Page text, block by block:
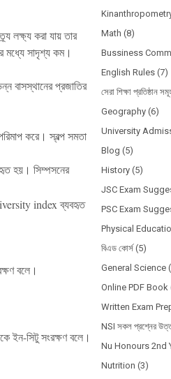
লক্ষ্যকরাযায়তার
মধ্যেসাদৃশ্যকম।
বাসস্থানেরপ্রজাতির
করে। স্বল্প সমতা
হয়। সিম্পসনের
indexব্যবহৃত
বলে ।
ইন-সিটুসংরক্ষণবলে ।
Math (8)
Bussiness
English Rules (7)
সেরা শিক্ষা প্রতিষ্ঠান
Geography (6)
University
Blog (5)
History (5)
JSC Exam
PSC Exam
Physical
বিএড কোর্স (5)
General Science
Online PDF Book
Written Exam
NSI সকল প্রশ্নের
Nu Honours 2nd
Nutrition (3)